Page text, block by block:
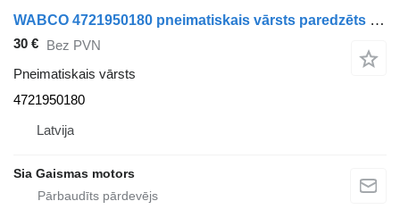
WABCO 4721950180 pneimatiskais vārsts paredzēts Volvo 8700 autobusa
30 € Bez PVN
Pneimatiskais vārsts
4721950180
Latvija
Sia Gaismas motors